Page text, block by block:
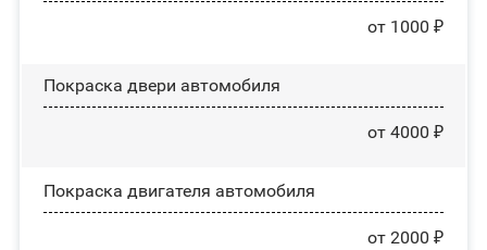
от 1000 ₽
Покраска двери автомобиля
от 4000 ₽
Покраска двигателя автомобиля
от 2000 ₽